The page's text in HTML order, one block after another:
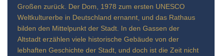
Großen zurück. Der Dom, 1978 zum ersten UNESCO
Weltkulturerbe in Deutschland ernannt, und das Rathaus
bilden den Mittelpunkt der Stadt. In den Gassen der
Altstadt erzählen viele historische Gebäude von der
lebhaften Geschichte der Stadt, und doch ist die Zeit nicht